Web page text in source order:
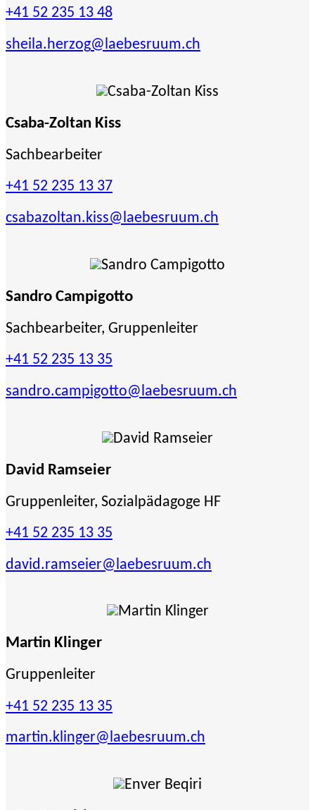
+41 52 235 13 48
sheila.herzog@laebesruum.ch
Csaba-Zoltan Kiss
Sachbearbeiter
+41 52 235 13 37
csabazoltan.kiss@laebesruum.ch
Sandro Campigotto
Sachbearbeiter, Gruppenleiter
+41 52 235 13 35
sandro.campigotto@laebesruum.ch
David Ramseier
Gruppenleiter, Sozialpädagoge HF
+41 52 235 13 35
david.ramseier@laebesruum.ch
Martin Klinger
Gruppenleiter
+41 52 235 13 35
martin.klinger@laebesruum.ch